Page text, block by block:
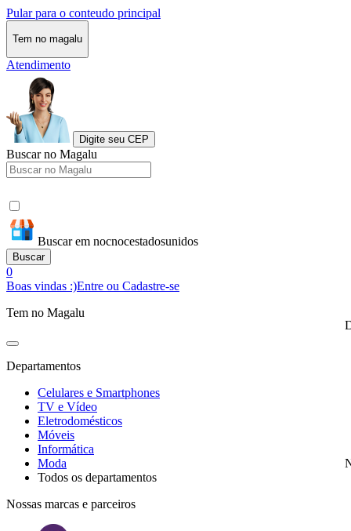
Pular para o conteudo principal
Tem no magalu
Atendimento
Digite seu CEP
Buscar no Magalu
Buscar em nocnocestadosunidos
Buscar
0
Boas vindas :)Entre ou Cadastre-se
Tem no Magalu
Departamentos
Celulares e Smartphones
TV e Vídeo
Eletrodomésticos
Móveis
Informática
Moda
Todos os departamentos
Nossas marcas e parceiros